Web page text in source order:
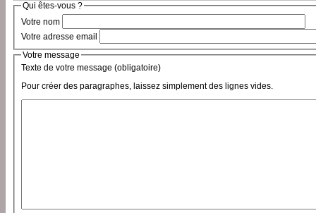
Qui êtes-vous ?
Votre nom
Votre adresse email
Votre message
Texte de votre message (obligatoire)
Pour créer des paragraphes, laissez simplement des lignes vides.